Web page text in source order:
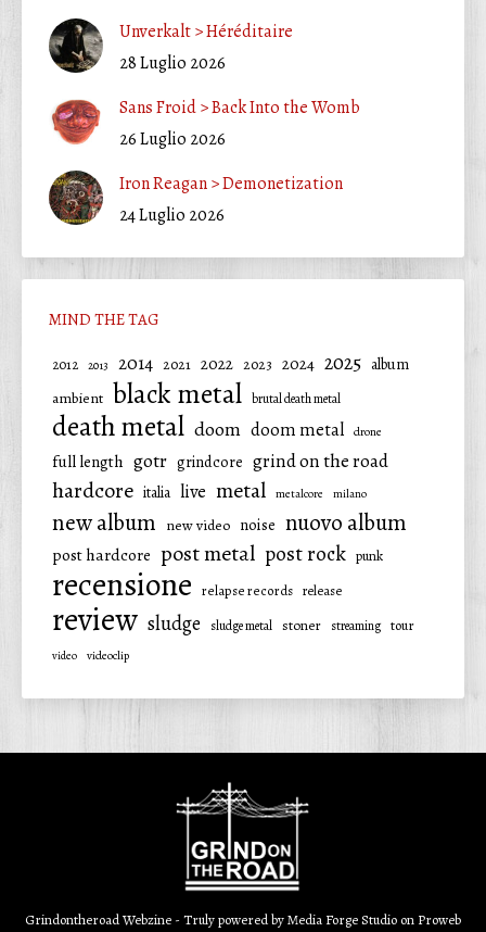
Unverkalt > Héréditaire
28 Luglio 2026
Sans Froid > Back Into the Womb
26 Luglio 2026
Iron Reagan > Demonetization
24 Luglio 2026
MIND THE TAG
2012 2013 2014 2021 2022 2023 2024 2025 album
ambient black metal brutal death metal
death metal doom doom metal drone
full length gotr grindcore grind on the road
hardcore italia live metal metalcore milano
new album new video noise nuovo album
post hardcore post metal post rock punk
recensione relapse records release
review sludge sludge metal stoner streaming tour
video videoclip
Grindontheroad Webzine - Truly powered byMedia Forge Studio on Proweb